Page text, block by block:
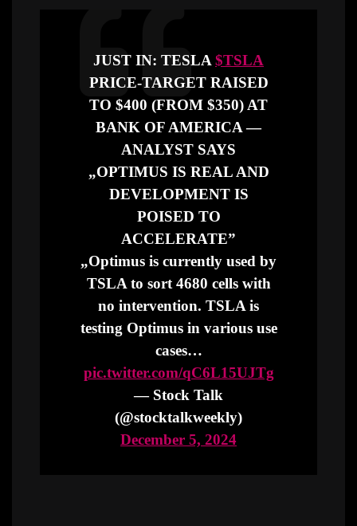
JUST IN: TESLA$TSLA
PRICE-TARGET RAISED
TO $400 (FROM $350) AT
BANK OF AMERICA —
ANALYST SAYS
„OPTIMUS IS REAL AND
DEVELOPMENT IS
POISED TO
ACCELERATE”
„Optimus is currently used by
TSLA to sort 4680 cells with
no intervention. TSLA is
testing Optimus in various use
cases…
pic.twitter.com/qC6L15UJTg
— Stock Talk
(@stocktalkweekly)
December 5, 2024